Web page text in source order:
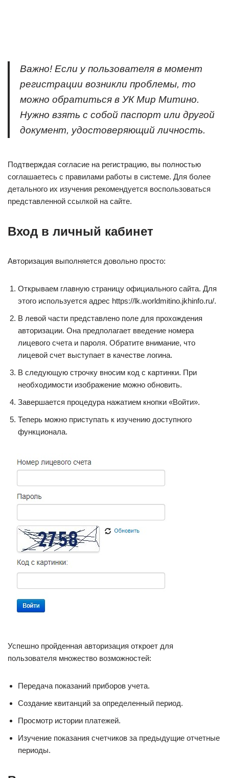
Важно! Если у пользователя в момент
регистрации возникли проблемы, то
можно обратиться в УК Мир Митино.
Нужно взять с собой паспорт или другой
документ, удостоверяющий личность.
Подтверждая согласие на регистрацию, вы полностью
соглашаетесь с правилами работы в системе. Для более
детального их изучения рекомендуется воспользоваться
представленной ссылкой на сайте.
Вход в личный кабинет
Авторизация выполняется довольно просто:
Открываем главную страницу официального сайта. Для
этого используется адрес https://lk.worldmitino.jkhinfo.ru/.
В левой части представлено поле для прохождения
авторизации. Она предполагает введение номера
лицевого счета и пароля. Обратите внимание, что
лицевой счет выступает в качестве логина.
В следующую строчку вносим код с картинки. При
необходимости изображение можно обновить.
Завершается процедура нажатием кнопки «Войти».
Теперь можно приступать к изучению доступного
функционала.
Успешно пройденная авторизация откроет для
пользователя множество возможностей:
Передача показаний приборов учета.
Создание квитанций за определенный период.
Просмотр истории платежей.
Изучение показания счетчиков за предыдущие отчетные
периоды.